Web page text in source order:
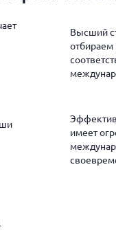
Высший
отбираем
имеет